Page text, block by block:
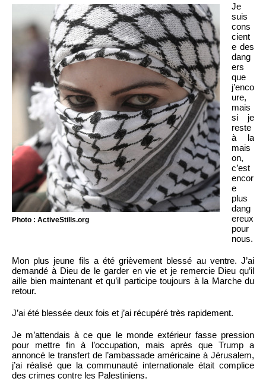
Photo : ActiveStills.org
Je
suis
cons
cient
e des
dang
ers
que
j’enco
ure,
mais
si je
reste
à la
mais
on,
c’est
encor
e
plus
dang
ereux
pour
nous.
Mon plus jeune fils a été grièvement blessé au ventre. J’ai
demandé à Dieu de le garder en vie et je remercie Dieu qu’il
aille bien maintenant et qu’il participe toujours à la Marche du
retour.
J’ai été blessée deux fois et j’ai récupéré très rapidement.
Je m’attendais à ce que le monde extérieur fasse pression
pour mettre fin à l’occupation, mais après que Trump a
annoncé le transfert de l’ambassade américaine à Jérusalem,
j’ai réalisé que la communauté internationale était complice
des crimes contre les Palestiniens.